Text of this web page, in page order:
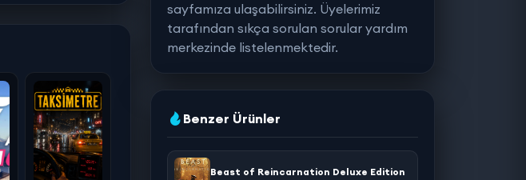
sayfamıza ulaşabilirsiniz. Üyelerimiz
tarafından sıkça sorulan sorular yardım
merkezinde listelenmektedir.
Benzer Ürünler
Beast of Reincarnation Deluxe Edition